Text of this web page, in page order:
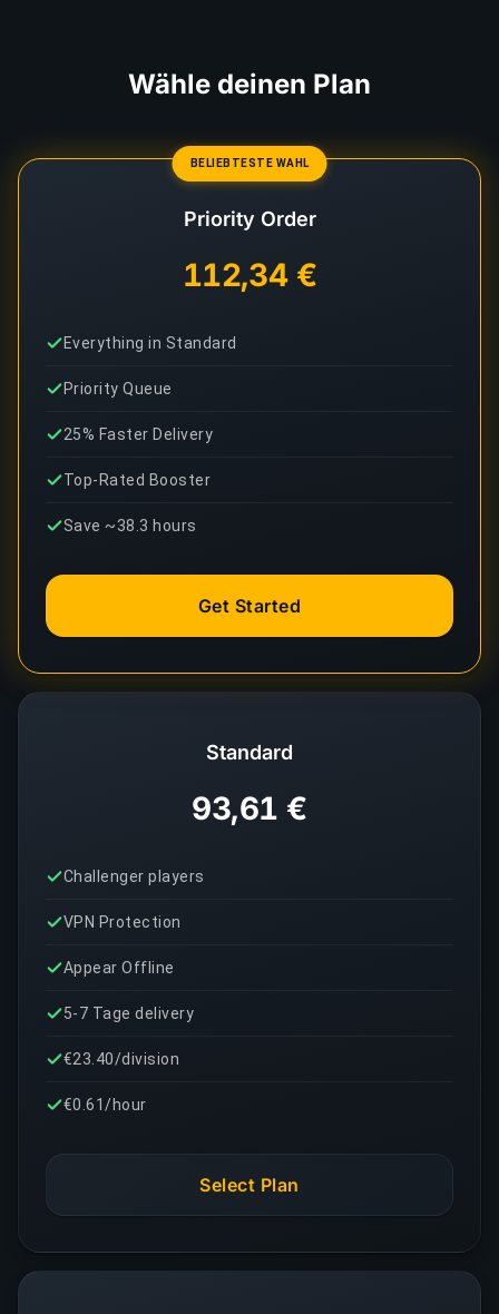
Wähle deinen Plan
Standard
93,61 €
Challenger players
VPN Protection
Appear Offline
5-7 Tage delivery
€23.40/division
€0.61/hour
Select Plan
BELIEBTESTE WAHL
Priority Order
112,34 €
Everything in Standard
Priority Queue
25% Faster Delivery
Top-Rated Booster
Save ~38.3 hours
Get Started